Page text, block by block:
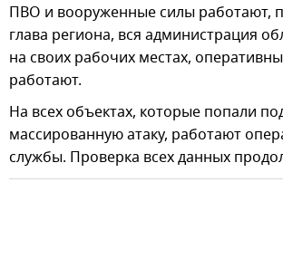
ПВО и вооруженные силы работают,
глава региона, вся администрация
на своих рабочих местах,
работают.
На всех объектах, которые попали
массированную атаку, работают
службы. Проверка всех данных